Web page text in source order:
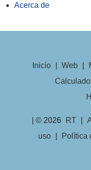
Acerca de
Inicio Web
| © 2026 RT
uso
Política